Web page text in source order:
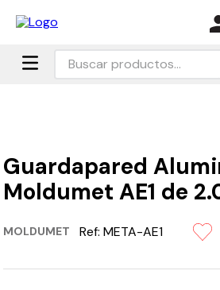
Buscar productos...
Guardapared
Moldumet AE1 de
MOLDUMET Ref:META-AE1